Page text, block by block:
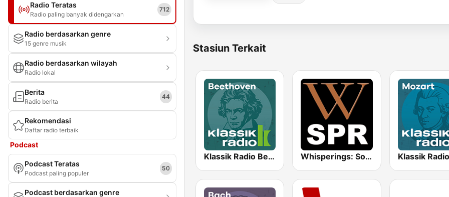
Radio Teratas
Radio paling banyak didengarkan
712
Radio berdasarkan genre
15 genre musik
Radio berdasarkan wilayah
Radio lokal
Berita
Radio berita
44
Rekomendasi
Daftar radio terbaik
Podcast
Podcast Teratas
Podcast paling populer
50
Podcast berdasarkan genre
Stasiun Terkait
Klassik Radio Beethoven Whisperings: Solo Piano Radio